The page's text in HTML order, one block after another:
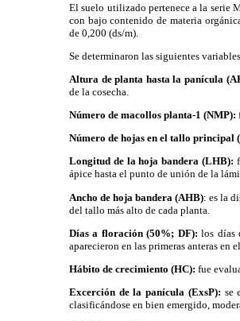
El suelo utilizado pertenece a la serie
con bajo contenido de materia
de 0,200 (ds/m).
Se determinaron las siguientes
Altura de planta hasta la panícula
de la cosecha.
Número de macollos planta-1 (NMP):
Número de hojas en el tallo principal
Longitud de la hoja bandera (LHB):
ápice hasta el punto de unión de la
Ancho de hoja bandera (AHB): es la
del tallo más alto de cada planta.
Días a floración (50%; DF): los días
aparecieron en las primeras anteras en
Hábito de crecimiento (HC): fue
Excerción de la panícula (ExsP): se
clasificándose en bien emer­gido,